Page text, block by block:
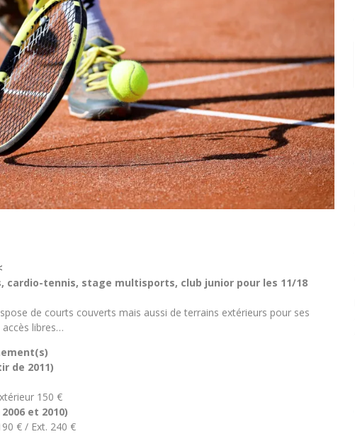
DIMANCHE, J'AI CLOWN
EFFEUILLAGE BURLESQUE
FESTIVAL TONGS & ESPADRILLES
cardio-tennis, stage multisports, club junior pour les 11/18
de courts couverts mais aussi de terrains extérieurs pour ses
libres…
de 2011)
150 €
et 2010)
€ / Ext. 240 €